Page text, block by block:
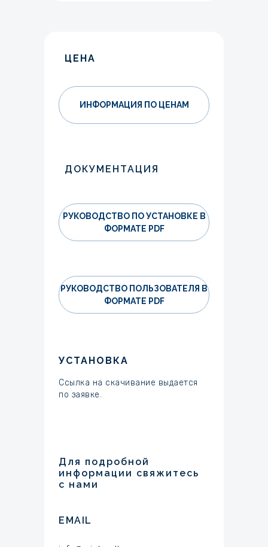
ДОКУМЕНТАЦИЯ
Для подробной
информации свяжитесь
с нами
РУКОВОДСТВО ПО УСТАНОВКЕ В
ФОРМАТЕ PDF
УСТАНОВКА
Ссылка на скачивание выдается
по заявке.
РУКОВОДСТВО ПОЛЬЗОВАТЕЛЯ В
ФОРМАТЕ PDF
ЦЕНА
ИНФОРМАЦИЯ ПО ЦЕНАМ
EMAIL